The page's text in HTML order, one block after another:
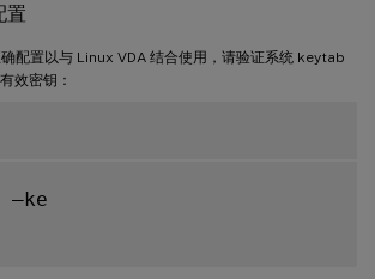
置
配置以与 Linux VDA 结合使用，请验证系统 keytab
效密钥：